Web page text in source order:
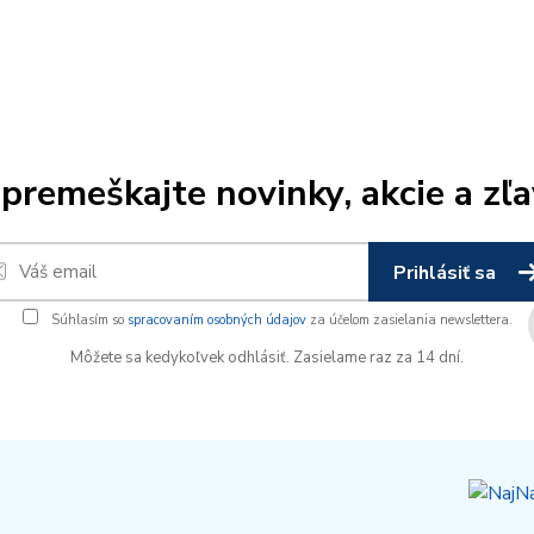
novinky, akcie a
Prihlásiť sa
Súhlasím so spracovaním osobných údajovza účelom zasielania newslettera.
Môžete sa kedykoľvek odhlásiť. Zasielame raz za 14 dní.